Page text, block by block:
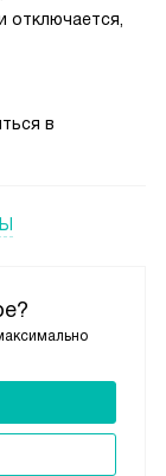
отключается,
в